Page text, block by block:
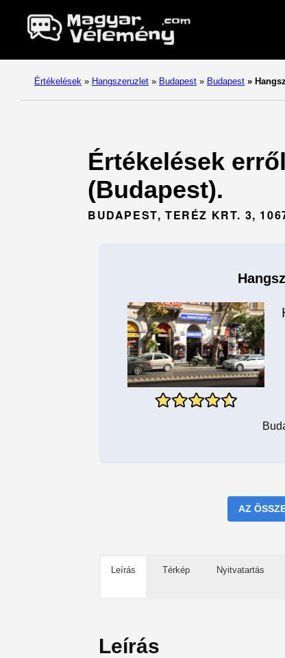
Értékelések » Hangszeruzlet » Budapest » Budapest »
Értékelések
(Budapest).
BUDAPEST, TERÉZ KRT. 3,
AZ
Leírás Térkép Nyitvatartás
Leírás